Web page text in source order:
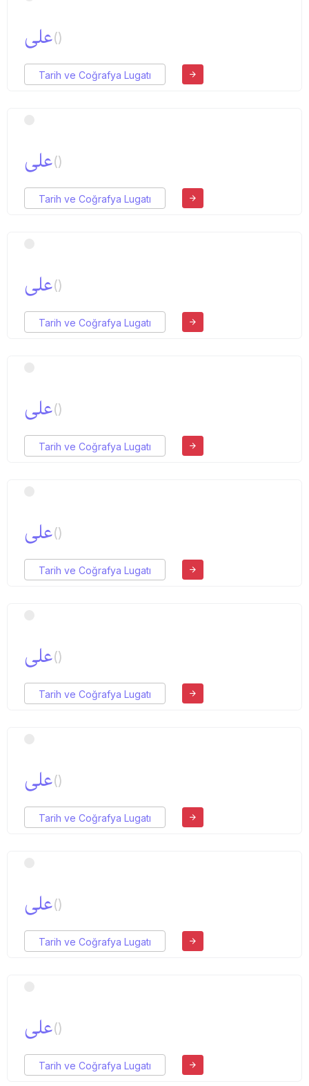
علی()
Tarih ve Coğrafya Lugatı
علی()
Tarih ve Coğrafya Lugatı
علی()
Tarih ve Coğrafya Lugatı
علی()
Tarih ve Coğrafya Lugatı
علی()
Tarih ve Coğrafya Lugatı
علی()
Tarih ve Coğrafya Lugatı
علی()
Tarih ve Coğrafya Lugatı
علی()
Tarih ve Coğrafya Lugatı
علی()
Tarih ve Coğrafya Lugatı